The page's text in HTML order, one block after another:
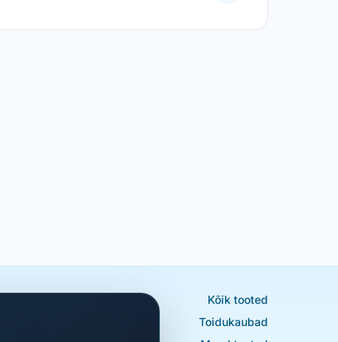
Kõik tooted
Toidukaubad